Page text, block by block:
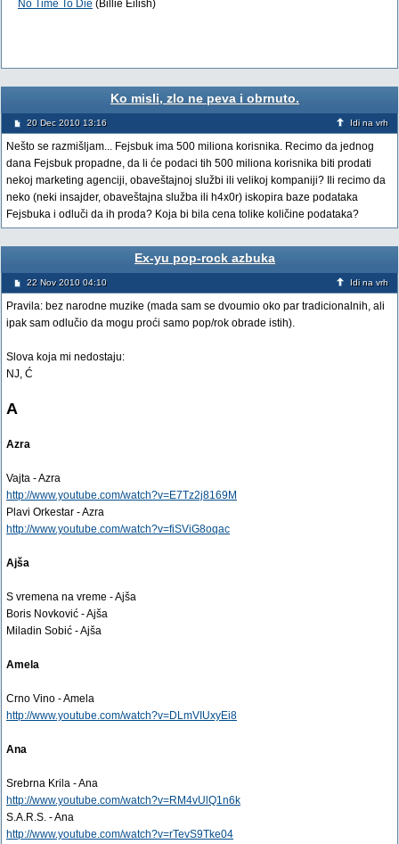
No Time To Die (Billie Eilish)
Ko misli, zlo ne peva i obrnuto.
20 Dec 2010 13:16 Idi na vrh
Nešto se razmišljam... Fejsbuk ima 500 miliona korisnika. Recimo da jednog
dana Fejsbuk propadne, da li će podaci tih 500 miliona korisnika biti prodati
nekoj marketing agenciji, obaveštajnoj službi ili velikoj kompaniji? Ili recimo da
neko (neki insajder, obaveštajna služba ili h4x0r) iskopira baze podataka
Fejsbuka i odluči da ih proda? Koja bi bila cena tolike količine podataka?
Ex-yu pop-rock azbuka
22 Nov 2010 04:10 Idi na vrh
Pravila: bez narodne muzike (mada sam se dvoumio oko par tradicionalnih, ali
ipak sam odlučio da mogu proći samo pop/rok obrade istih).
Slova koja mi nedostaju:
NJ, Ć
A
Azra
Vajta - Azra
http://www.youtube.com/watch?v=E7Tz2j8169M
Plavi Orkestar - Azra
http://www.youtube.com/watch?v=fiSViG8oqac
Ajša
S vremena na vreme - Ajša
Boris Novković - Ajša
Miladin Sobić - Ajša
Amela
Crno Vino - Amela
http://www.youtube.com/watch?v=DLmVIUxyEi8
Ana
Srebrna Krila - Ana
http://www.youtube.com/watch?v=RM4vUlQ1n6k
S.A.R.S. - Ana
http://www.youtube.com/watch?v=rTevS9Tke04